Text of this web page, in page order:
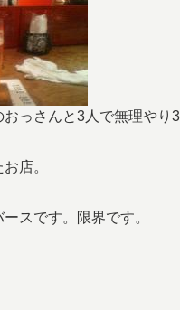
っさんと3人で無理やり3
店。
スです。限界です。